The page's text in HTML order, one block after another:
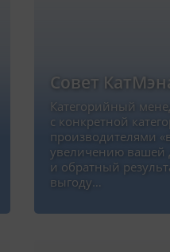
Совет
Категорийный
с конкретной
производителями
увеличению вашей
и обратный
выгоду…